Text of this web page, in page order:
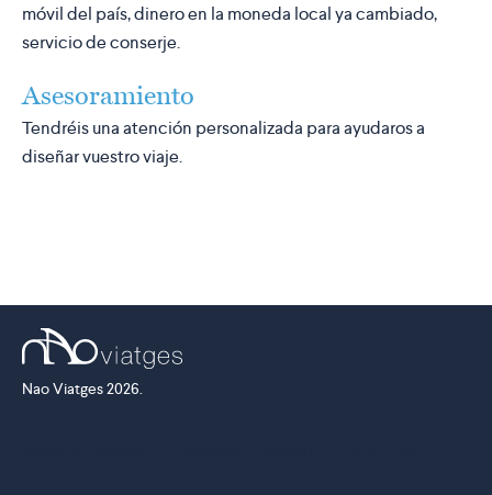
móvil del país, dinero en la moneda local ya cambiado,
servicio de conserje.
Asesoramiento
Tendréis una atención personalizada para ayudaros a
diseñar vuestro viaje.
Nao Viatges 2026.